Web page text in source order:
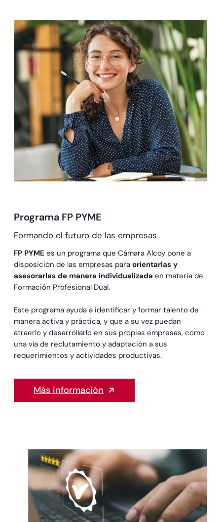
Programa FP PYME
Formando el futuro de las empresas
FP PYME es un programa que Cámara Alcoy pone a
disposición de las empresas para orientarlas y
asesorarlas de manera individualizada en materia de
Formación Profesional Dual.
Este programa ayuda a identificar y formar talento de
manera activa y práctica, y que a su vez puedan
atraerlo y desarrollarlo en sus propias empresas, como
una vía de reclutamiento y adaptación a sus
requerimientos y actividades productivas.
Más información